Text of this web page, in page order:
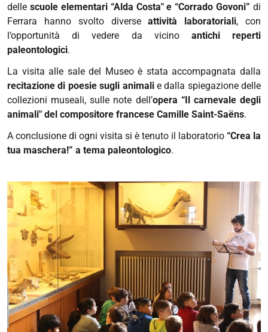
delle scuole elementari “Alda Costa" e “Corrado Govoni” di
Ferrara hanno svolto diverseattività laboratoriali, con
l’opportunità di vedere da vicino antichi reperti
paleontologici.
La visita alle sale del Museo è stata accompagnata dalla
recitazione di poesie sugli animalie dalla spiegazione delle
collezioni museali, sulle note dell’opera “Il carnevale degli
animali" del compositore francese Camille Saint-Saëns.
A conclusione di ogni visita si è tenuto il laboratorio “Crea la
tua maschera!” a tema paleontologico.